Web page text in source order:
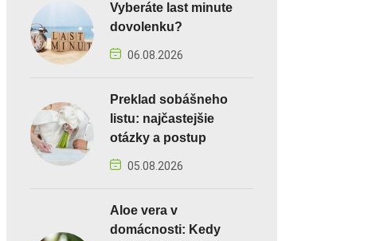
Vyberáte last minute
dovolenku?
06.08.2026
Preklad sobášneho
listu: najčastejšie
otázky a postup
05.08.2026
Aloe vera v
domácnosti: Kedy